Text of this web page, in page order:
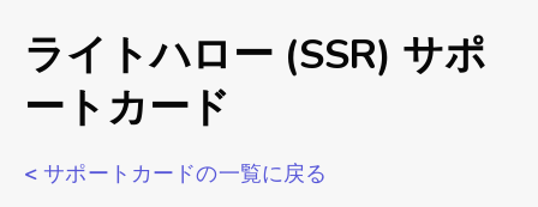
ライトハロー (SSR) サポ
ートカード
< サポートカードの一覧に戻る